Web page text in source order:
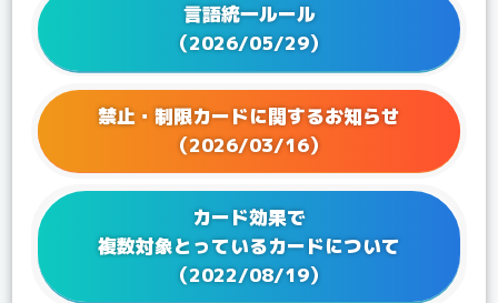
Q&Aを更新！
Q&Aを更新！
2024/02/16 Q&Aを更新！
2023/12/15 Q&Aを更新！
Q&Aを更新！
2023/11/17 Q&Aを更新！
2023/09/28 Q&Aを更新！
Q&Aを更新！
言語統一ルール
（2026/05/29）
禁止・制限カードに関するお知らせ
（2026/03/16）
カード効果で
複数対象とっているカードについて
（2022/08/19）